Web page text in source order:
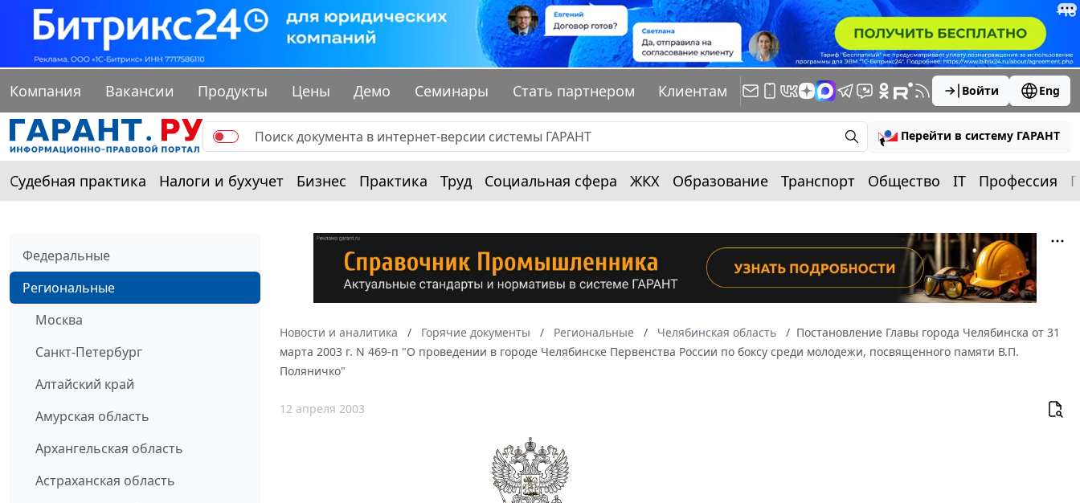
Компания Вакансии Продукты Цены Демо Семинары Стать партнером Клиентам Войти Eng
Перейти в систему ГАРАНТ
Судебная практика Налоги и бухучет Бизнес Практика Труд Социальная сфера ЖКХ Образование Транспорт Общество IT Профессия
Федеральные
Региональные
Москва
Санкт-Петербург
Алтайский край
Амурская область
Архангельская область
Астраханская область
Новости и аналитика Горячие документы Региональные Челябинская область
Постановление Главы города Челябинска от 31
марта 2003 г. N 469-п "О проведении в городе Челябинске Первенства России по боксу среди молодежи, посвященного памяти В.П.
Поляничко"
12 апреля 2003